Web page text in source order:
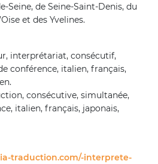
Seine, de Seine-Saint-Denis, du
et des Yvelines.
interprétariat, consécutif,
conférence, italien, français,
consécutive, simultanée,
italien, français, japonais,
traduction.com/-interprete-